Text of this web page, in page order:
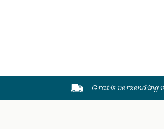
Gratis verzending